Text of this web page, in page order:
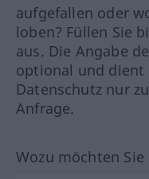
aufgefallen oder
loben? Füllen Sie
aus. Die Angabe
optional und dient
Datenschutz nur
Anfrage.
Wozu möchten